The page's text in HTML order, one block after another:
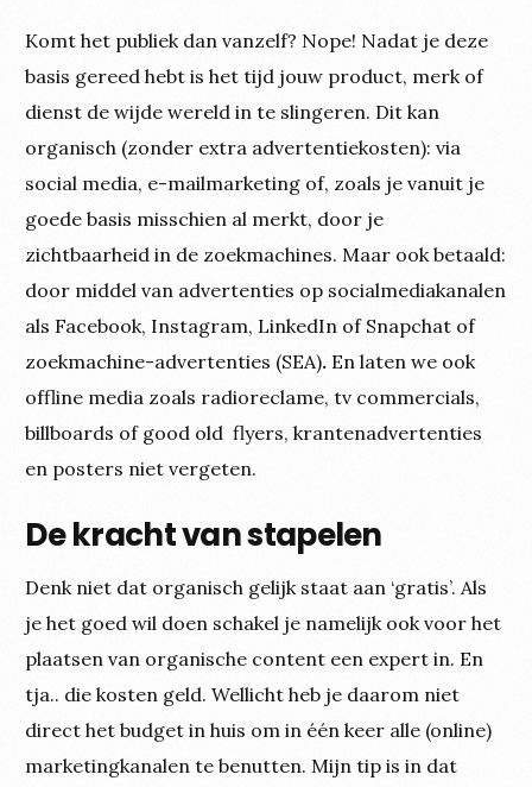
Komt het publiek dan vanzelf? Nope! Nadat je deze
basis gereed hebt is het tijd jouw product, merk of
dienst de wijde wereld in te slingeren. Dit kan
organisch (zonder extra advertentiekosten): via
social media, e-mailmarketing of, zoals je vanuit je
goede basis misschien al merkt, door je
zichtbaarheid in de zoekmachines. Maar ook betaald:
door middel van advertenties op socialmediakanalen
als Facebook, Instagram, LinkedIn of Snapchat of
zoekmachine-advertenties (SEA). En laten we ook
offline media zoals radioreclame, tv commercials,
billboards of good old flyers, krantenadvertenties
en posters niet vergeten.
De kracht van stapelen
Denk niet dat organisch gelijk staat aan ‘gratis’. Als
je het goed wil doen schakel je namelijk ook voor het
plaatsen van organische content een expert in. En
tja.. die kosten geld. Wellicht heb je daarom niet
direct het budget in huis om in één keer alle (online)
marketingkanalen te benutten. Mijn tip is in dat